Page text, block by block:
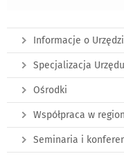
Informacje o
Specjalizacja Urzędu
Ośrodki
Współpraca w
Seminaria i